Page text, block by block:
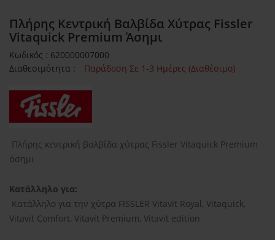
Πλήρης Κεντρική Βαλβίδα Χύτρας Fissler
Vitaquick Premium Άσημι
Κωδικός : 620000007000
Διαθεσιμότητα :
Παράδοση Σε 1-3 Ημέρες (Διαθέσιμο)
Πλήρης κεντρική βαλβίδα χύτρας Fissler Vitaquick Premium
άσημι
Κατάλληλο για:
Κατάλληλο για την χύτρα FISSLER Vitavit Royal, Vitaquick,
Vitavit Comfort, Vitavit Premium, Vitavit edition